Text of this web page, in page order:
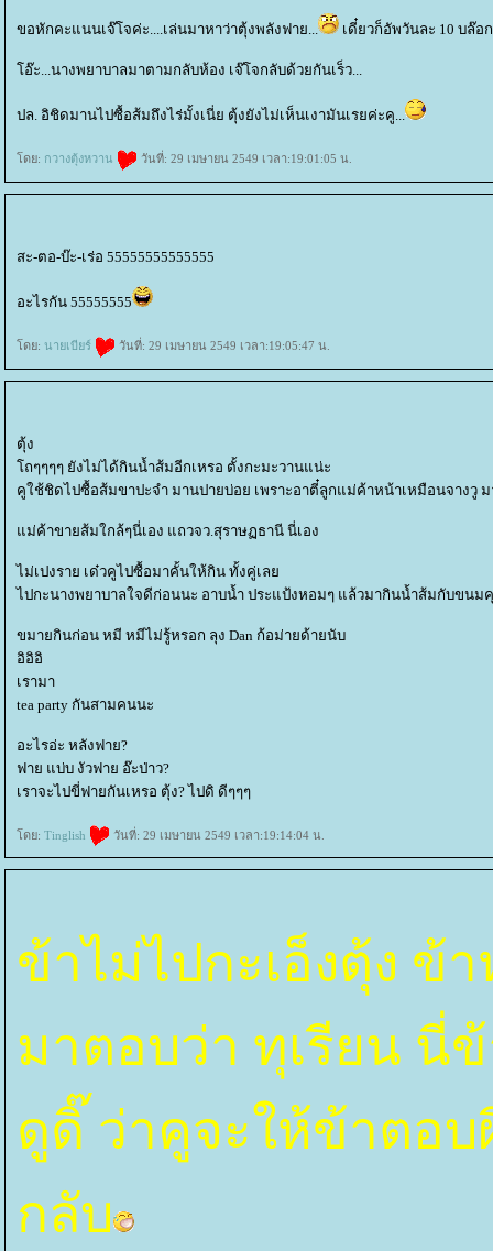
ขอหักคะแนนเจ๊โจค่ะ....เล่นมาหาว่าตุ้งพลังฟาย... เดี๋ยวก็อัพวันละ 10 บล๊อ
อ๊ะ...นางพยาบาลมาตามกลับห้อง เจ๊โจกลับด้วยกันเร็ว...
ปล. อิชิดมานไปซื้อส้มถึงไร่มั้งเนี่ย ตุ้งยังไม่เห็นเงามันเรยค่ะคู...
ดย: กวางตุ้งหวาน วันที่: 29 เมษายน 2549 เวลา:19:01:05 น.
สะ-ตอ-บ๊ะ-เร่อ 55555555555555
อะไรกัน 55555555
ดย: นายเบียร์ วันที่: 29 เมษายน 2549 เวลา:19:05:47 น.
ตุ้ง
ถๆๆๆๆ ยังไม่ได้กินน้ำส้มอีกเหรอ ตั้งกะมะวานแน่ะ
คูใช้ชิดไปซื้อส้มขาปะจำ มานปายบ่อย เพราะอาตี๋ลูกแม่ค้าหน้าเหมือนจางวู
ม่ค้าขายส้มใกล้ๆนี่เอง แถวจว.สุราษฏธานี นี่เอง
ไม่เปงราย เด๋วคูไปซื้อมาคั้นให้กิน ทั้งคู่เล
ไปกะนางพยาบาลใจดีก่อนนะ อาบน้ำ ประแป้งหอมๆ แล้วมากินน้ำส้มกับขนมคุ
ขมายกินก่อน หมี หมีไม่รู้หรอก ลุง Dan ก้อม่ายด้ายนับ
อิอิอิ
เรามา
tea party กันสามคนนะ
อะไรอ่ะ หลังฟาย?
ฟาย แบ่บ งัวฟาย อ๊ะป่าว?
เราจะไปขี่ฟายกันเหรอ ตุ้ง? ไปดิ ดีๆๆๆ
ดย: Tinglish วันที่: 29 เมษายน 2549 เวลา:19:14:04 น.
ข้าไม่ไปกะเอ็งตุ้ง ข้
มาตอบว่า ทุเรียน นี่
ดูดิ๊ ว่าคูจะให้ข้าตอ
กลับ